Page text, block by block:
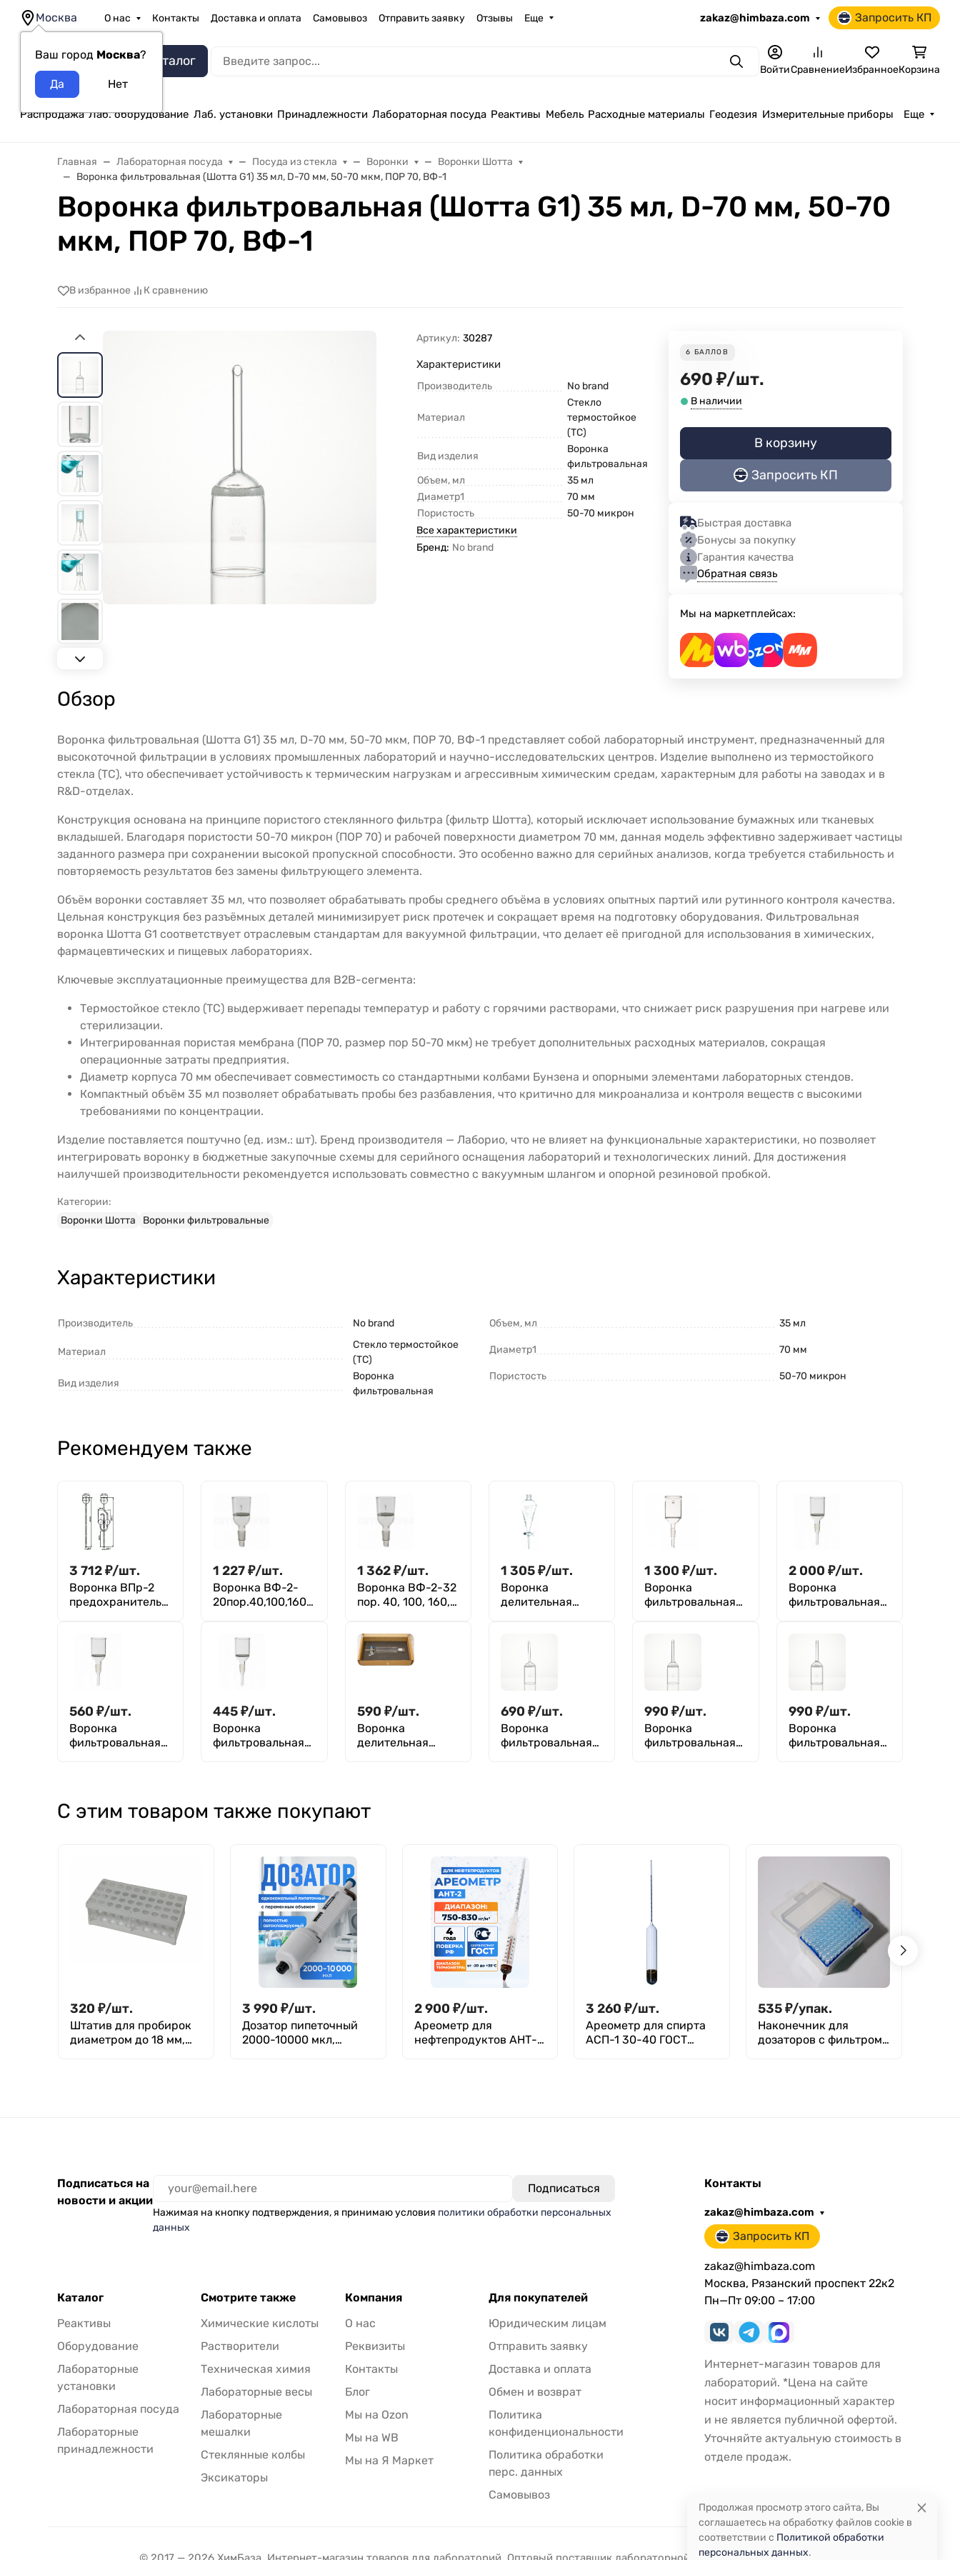
Москва
Ваш город Москва?
О нас Контакты Доставка и оплата Самовывоз Отправить заявку Отзывы Еще zakaz@himbaza.com Запросить КП
Каталог ПоискВойтиСравнениеИзбранноеКорзина
Распродажа Лаб. оборудование Лаб. установки Принадлежности Лабораторная посуда Реактивы Мебель Расходные материалы Геодезия Измерительные приборы Еще
Главная Лабораторная посуда Посуда из стекла Воронки
Воронки Шотта
Воронка фильтровальная (Шотта G1) 35 мл, D-70 мм, 50-70 мкм, ПОР 70, ВФ-1
Воронка фильтровальная (Шотта G1) 35 мл, D-70 мм, 50-70
мкм, ПОР 70, ВФ-1
В избранное К сравнению
Артикул: 30287
Характеристики
Производитель No brand
Материал
Стекло
термостойкое
(ТС)
Вид изделия
Воронка
фильтровальная
Объем, мл
35 мл
Диаметр1
70 мм
Пористость
50-70 микрон
Все характеристики
Бренд: No brand
6 БАЛЛОВ
690 ₽/шт.
В наличии
В корзину
Запросить КП
Быстрая доставка
Бонусы за покупку
Гарантия качества
Обратная связь
Мы на маркетплейсах:
Обзор
Воронка фильтровальная (Шотта G1) 35 мл, D-70 мм, 50-70 мкм, ПОР 70, ВФ-1 представляет собой лабораторный инструмент, предназначенный для
высокоточной фильтрации в условиях промышленных лабораторий и научно-исследовательских центров. Изделие выполнено из термостойкого
стекла (ТС), что обеспечивает устойчивость к термическим нагрузкам и агрессивным химическим средам, характерным для работы на заводах и в
R&D-отделах.
Конструкция основана на принципе пористого стеклянного фильтра (фильтр Шотта), который исключает использование бумажных или тканевых
вкладышей. Благодаря пористости 50-70 микрон (ПОР 70) и рабочей поверхности диаметром 70 мм, данная модель эффективно задерживает частицы
заданного размера при сохранении высокой пропускной способности. Это особенно важно для серийных анализов, когда требуется стабильность и
повторяемость результатов без замены фильтрующего элемента.
Объём воронки составляет 35 мл, что позволяет обрабатывать пробы среднего объёма в условиях опытных партий или рутинного контроля качества.
Цельная конструкция без разъёмных деталей минимизирует риск протечек и сокращает время на подготовку оборудования. Фильтровальная
воронка Шотта G1 соответствует отраслевым стандартам для вакуумной фильтрации, что делает её пригодной для использования в химических,
фармацевтических и пищевых лабораториях.
Ключевые эксплуатационные преимущества для B2B-сегмента:
Термостойкое стекло (ТС) выдерживает перепады температур и работу с горячими растворами, что снижает риск разрушения при нагреве или
стерилизации.
Интегрированная пористая мембрана (ПОР 70, размер пор 50-70 мкм) не требует дополнительных расходных материалов, сокращая
операционные затраты предприятия.
Диаметр корпуса 70 мм обеспечивает совместимость со стандартными колбами Бунзена и опорными элементами лабораторных стендов.
Компактный объём 35 мл позволяет обрабатывать пробы без разбавления, что критично для микроанализа и контроля веществ с высокими
требованиями по концентрации.
Изделие поставляется поштучно (ед. изм.: шт). Бренд производителя — Лаборио, что не влияет на функциональные характеристики, но позволяет
интегрировать воронку в бюджетные закупочные схемы для серийного оснащения лабораторий и технологических линий. Для достижения
наилучшей производительности рекомендуется использовать совместно с вакуумным шлангом и опорной резиновой пробкой.
Категории:
Воронки Шотта
Воронки фильтровальные
Характеристики
Производитель No brand
Материал
Стекло термостойкое
(ТС)
Вид изделия
Воронка
фильтровальная
Объем, мл 35 мл
Диаметр1 70 мм
Пористость 50-70 микрон
Рекомендуем также
3 712₽/шт.
Воронка ВПр-2
предохранительн
1 227₽/шт.
Воронка ВФ-2-
20пор.40,100,160,
1 362₽/шт.
Воронка ВФ-2-32
пор. 40, 100, 160,
1 305₽/шт.
Воронка
делительная
стеклянный кран,
с делениями
1 300 ₽/шт.
Воронка
фильтровальная
D-60 мм, mesh 5-
15, ПОР 16 мкм,
2 000 ₽/шт.
Воронка
фильтровальная
ПОР 40 мкм,
ВФ-1-70
560 ₽/шт.
Воронка
фильтровальная
445₽/шт.
Воронка
фильтровальная
590 ₽/шт.
Воронка
делительная
690 ₽/шт.
Воронка
фильтровальная
990 ₽/шт.
Воронка
фильтровальная
990 ₽/шт.
Воронка
фильтровальная
С этим товаром также покупают
320 ₽/шт.
Штатив для пробирок
диаметром до 18 мм,
3 990 ₽/шт.
Дозатор пипеточный
2000-10000 мкл,
2 900 ₽/шт.
Ареометр для
нефтепродуктов АНТ-2
3 260 ₽/шт.
Ареометр для спирта
АСП-1 30-40 ГОСТ
535₽/упак.
Наконечник для
дозаторов с фильтром
Подписаться на
новости и акции
Нажимая на кнопку подтверждения, я принимаю условия политики обработки персональных
данных
Каталог
Реактивы
Оборудование
Лабораторные
установки
Лабораторная посуда
Лабораторные
принадлежности
Смотрите также
Химические кислоты
Растворители
Техническая химия
Лабораторные весы
Лабораторные
мешалки
Стеклянные колбы
Эксикаторы
Компания
О нас
Реквизиты
Контакты
Блог
Мы на Ozon
Мы на WB
Мы на Я Маркет
Для покупателей
Юридическим лицам
Отправить заявку
Доставка и оплата
Обмен и возврат
Политика
конфиденциональности
Политика обработки
перс. данных
Самовывоз
Контакты
zakaz@himbaza.com
Запросить КП
zakaz@himbaza.com
Москва, Рязанский проспект 22к2
Пн—Пт 09:00 – 17:00
Интернет-магазин товаров для
лабораторий. *Цена на сайте
носит информационный характер
и не является публичной офертой.
Уточняйте актуальную стоимость в
отделе продаж.
Продолжая просмотр этого сайта, Вы
соглашаетесь на обработку файлов cookie в
соответствии с Политикой обработки
персональных данных.